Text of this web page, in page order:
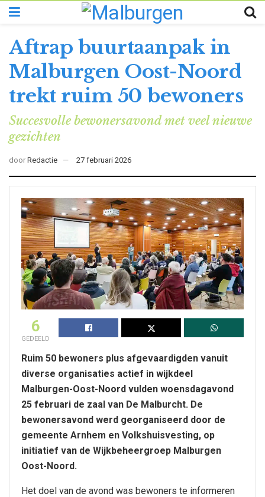
Aftrap buurtaanpak in
Malburgen Oost-Noord
trekt ruim 50 bewoners
Succesvolle bewonersavond met veel nieuwe
gezichten
door Redactie 27 februari 2026
6
GEDEELD
Ruim 50 bewoners plus afgevaardigden vanuit
diverse organisaties actief in wijkdeel
Malburgen-Oost-Noord vulden woensdagavond
25 februari de zaal van De Malburcht. De
bewonersavond werd georganiseerd door de
gemeente Arnhem en Volkshuisvesting, op
initiatief van de Wijkbeheergroep Malburgen
Oost-Noord.
Het doel van de avond was bewoners te informeren